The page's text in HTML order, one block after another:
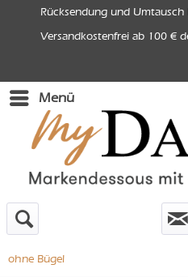
Rücksendung und
Versandkostenfrei ab 100 €
Menü
ohne Bügel